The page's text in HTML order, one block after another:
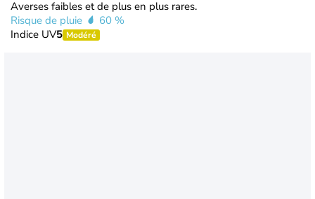
Averses faibles et de plus en plus rares.
Risque de pluie
60 %
Indice UV5 Modéré